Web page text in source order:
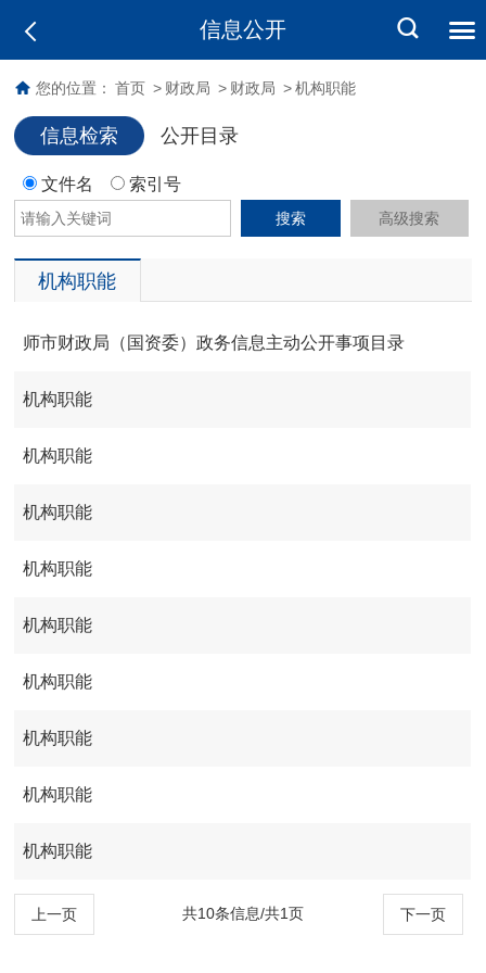
信息公开
您的位置： 首页 > 财政局 > 财政局 > 机构职能
信息检索 公开目录
文件名 索引号
搜索 高级搜索
机构职能
师市财政局（国资委）政务信息主动公开事项目录
机构职能
机构职能
机构职能
机构职能
机构职能
机构职能
机构职能
机构职能
机构职能
上一页 下一页
共10条信息/共1页